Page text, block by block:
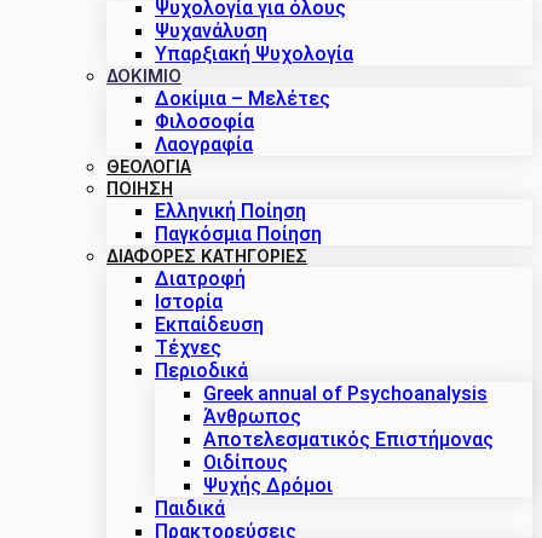
Ψυχολογία για όλους
Ψυχανάλυση
Υπαρξιακή Ψυχολογία
ΔΟΚΊΜΙΟ
Δοκίμια – Μελέτες
Φιλοσοφία
Λαογραφία
ΘΕΟΛΟΓΙΑ
ΠΟΙΗΣΗ
Ελληνική Ποίηση
Παγκόσμια Ποίηση
ΔΙΑΦΟΡΕΣ ΚΑΤΗΓΟΡΙΕΣ
Διατροφή
Ιστορία
Εκπαίδευση
Τέχνες
Περιοδικά
Greek annual of Psychoanalysis
Άνθρωπος
Αποτελεσματικός Επιστήμονας
Οιδίπους
Ψυχής Δρόμοι
Παιδικά
Πρακτoρεύσεις